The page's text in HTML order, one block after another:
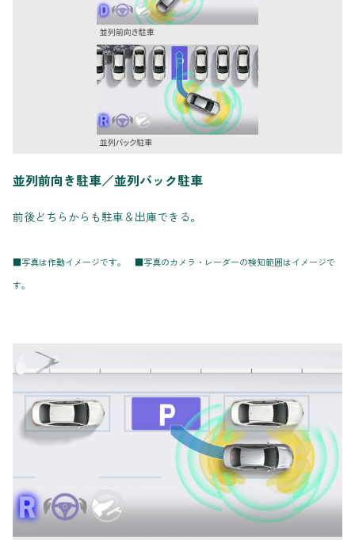
並列前向き駐車／並列バック駐車
前後どちらからも駐車＆出庫できる。
■写真は作動イメージです。 ■写真のカメラ・レーダーの検知範囲はイメージで
す。